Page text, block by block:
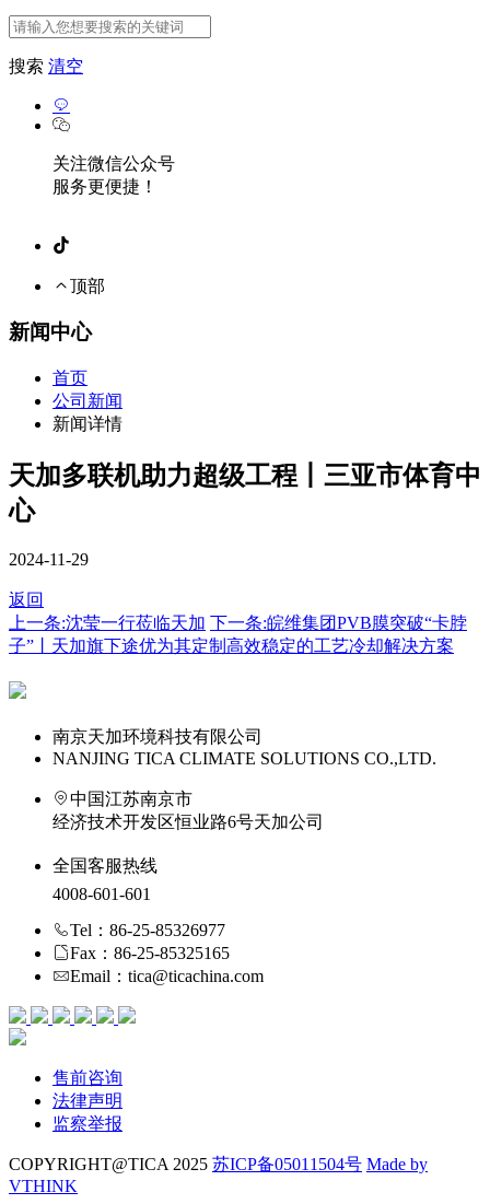
搜索 清空
关注微信公众号
服务更便捷！
顶部
新闻中心
首页
公司新闻
新闻详情
天加多联机助力超级工程丨三亚市体育中
心
2024-11-29
返回
上一条:沈莹一行莅临天加 下一条:皖维集团PVB膜突破“卡脖
子”丨天加旗下途优为其定制高效稳定的工艺冷却解决方案
南京天加环境科技有限公司
NANJING TICA CLIMATE SOLUTIONS CO.,LTD.
中国江苏南京市
经济技术开发区恒业路6号天加公司
全国客服热线
4008-601-601
Tel：86-25-85326977
Fax：86-25-85325165
Email：tica@ticachina.com
售前咨询
法律声明
监察举报
COPYRIGHT@TICA 2025 苏ICP备05011504号 Made by
VTHINK